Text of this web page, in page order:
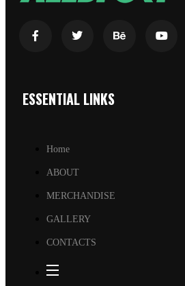
ESSENTIAL LINKS
Home
ABOUT
MERCHANDISE
GALLERY
CONTACTS